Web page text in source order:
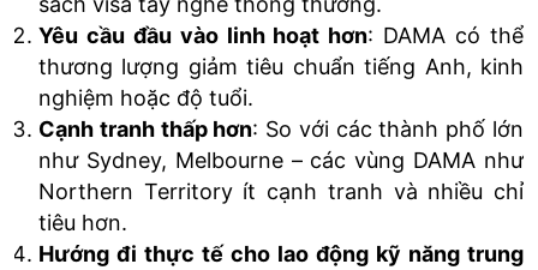
Yêu cầu đầu vào linh hoạt hơn: DAMA có thể
thương lượng giảm tiêu chuẩn tiếng Anh, kinh
nghiệm hoặc độ tuổi.
Cạnh tranh thấp hơn: So với các thành phố lớn
như Sydney, Melbourne – các vùng DAMA như
Northern Territory ít cạnh tranh và nhiều chỉ
tiêu hơn.
Hướng đi thực tế cho lao động kỹ năng trung